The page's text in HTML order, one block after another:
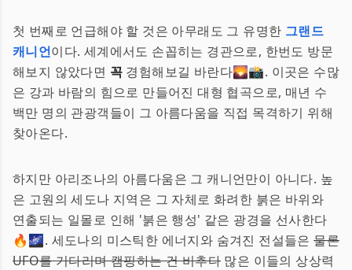
첫 번째로 언급해야 할 것은 아무래도 그 유명한 그랜드
캐니언이다. 세계에서도 손꼽히는 경관으로, 한번도 방문
해보지 않았다면 꼭 경험해보길 바란다🌄📸. 이곳은 수많
은 강과 바람의 힘으로 만들어진 대형 협곡으로, 매년 수
백만 명의 관광객들이 그 아름다움을 직접 목격하기 위해
찾아온다.
하지만 아리조나의 아름다움은 그 캐니언만이 아니다. 높
은 고원의 세도나 지역은 그 자체로 화려한 붉은 바위와
연출되는 일몰로 인해 '붉은 행성' 같은 광경을 선사한다
🔥🌌. 세도나의 미스틱한 에너지와 숨겨진 전설들은물론
UFO를 기다리며 캠핑하는 건 비추다 많은 이들의 상상력